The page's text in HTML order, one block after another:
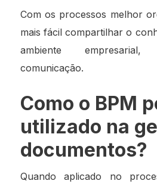
Com os processos melhor
mais fácil compartilhar o
ambiente
comunicação.
Como o BPM
utilizado na
documentos?
Quando aplicado no